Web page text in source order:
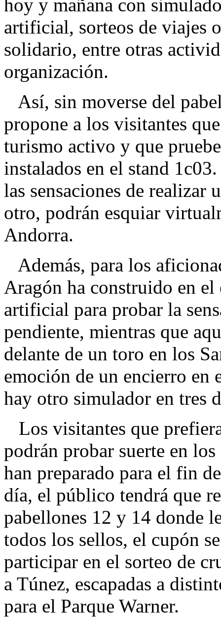
hoy y mañana con
artificial, sorteos de viajes
solidario, entre otras
organización.
Así, sin moverse del
propone a los visitantes
turismo activo y que
instalados en el stand
las sensaciones de
otro, podrán esquiar
Andorra.
Además, para los
Aragón ha construido en
artificial para probar la
pendiente, mientras que
delante de un toro en los
emoción de un encierro en
hay otro simulador en tres
Los visitantes que
podrán probar suerte en
han preparado para el fin
día, el público tendrá que
pabellones 12 y 14 donde
todos los sellos, el cupón
participar en el sorteo de
a Túnez, escapadas a
para el Parque Warner.